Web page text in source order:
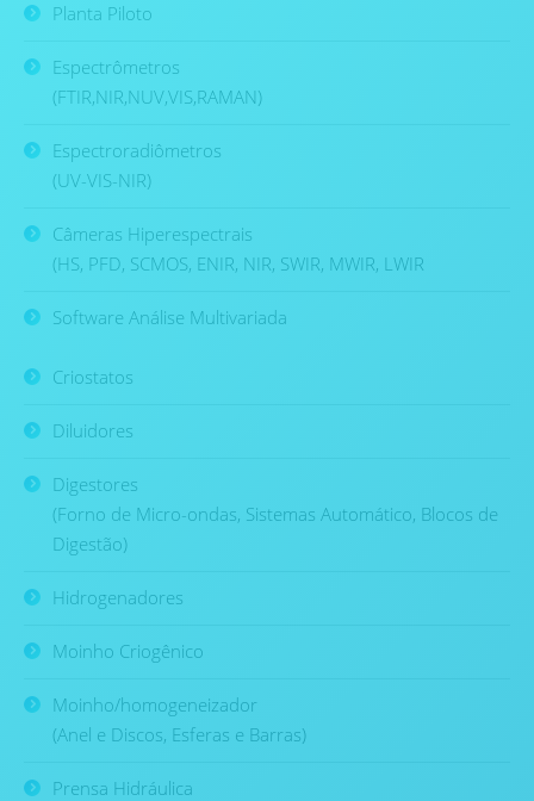
Planta Piloto
Espectrômetros
(FTIR,NIR,NUV,VIS,RAMAN)
Espectroradiômetros
(UV-VIS-NIR)
Câmeras Hiperespectrais
(HS, PFD, SCMOS, ENIR, NIR, SWIR, MWIR, LWIR
Software Análise Multivariada
Criostatos
Diluidores
Digestores
(Forno de Micro-ondas, Sistemas Automático, Blocos de
Digestão)
Hidrogenadores
Moinho Criogênico
Moinho/homogeneizador
(Anel e Discos, Esferas e Barras)
Prensa Hidráulica